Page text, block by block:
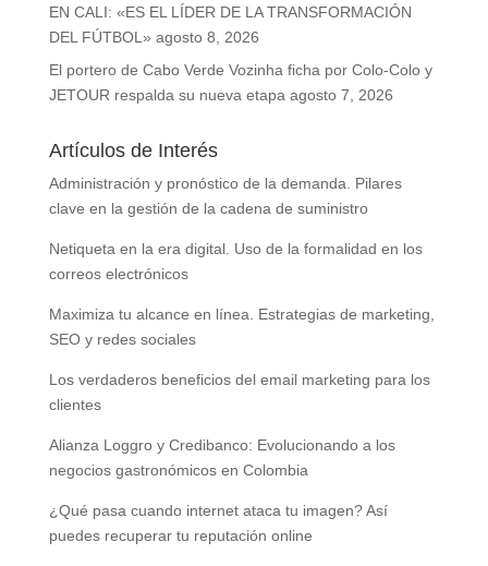
EN CALI: «ES EL LÍDER DE LA TRANSFORMACIÓN
DEL FÚTBOL» agosto 8, 2026
El portero de Cabo Verde Vozinha ficha por Colo-Colo y
JETOUR respalda su nueva etapa agosto 7, 2026
Artículos de Interés
Administración y pronóstico de la demanda. Pilares
clave en la gestión de la cadena de suministro
Netiqueta en la era digital. Uso de la formalidad en los
correos electrónicos
Maximiza tu alcance en línea. Estrategias de marketing,
SEO y redes sociales
Los verdaderos beneficios del email marketing para los
clientes
Alianza Loggro y Credibanco: Evolucionando a los
negocios gastronómicos en Colombia
¿Qué pasa cuando internet ataca tu imagen? Así
puedes recuperar tu reputación online